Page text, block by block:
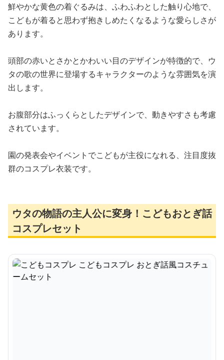
鮮やかな黄色の着ぐるみは、ふわふわとした触り心地で、
こどもが着ると思わず抱きしめたくなるような愛らしさが
あります。
頭部の赤いとさかとかわいい目のデザインが特徴的で、ウ
タの歌の世界に登場するキャラクターのような雰囲気を演
出します。
お腹部分はふっくらとしたデザインで、動きやすさも考慮
されています。
園の発表会やイベントでこどもが主役になれる、注目度抜
群のコスプレ衣装です。
ウタの物語の主人公に変身！こどもおとぎ話
コスプレセット